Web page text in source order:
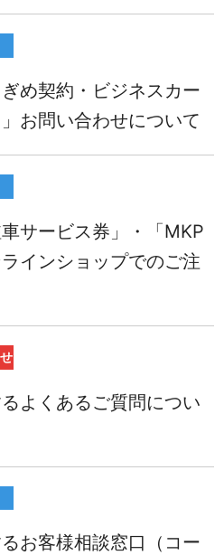
め契約・ビジネスカー
お問い合わせについて
サービス券」・「MKP
インショップでのご注
よくあるご質問につい
お客様相談窓口（コー